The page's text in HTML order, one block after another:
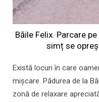
Băile Felix. Parcare
simț se
Există locuri în care
mișcare. Pădurea de la
zonă de relaxare